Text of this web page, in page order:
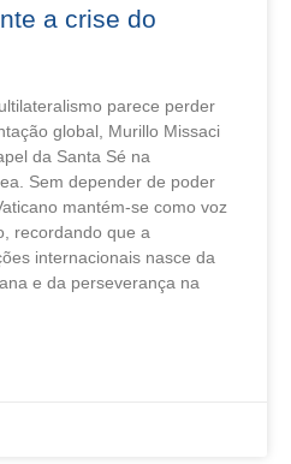
a crise do
parece perder
global, Murillo Missaci
da Santa Sé na
Sem depender de poder
mantém-se como voz
recordando que a
internacionais nasce da
e da perseverança na